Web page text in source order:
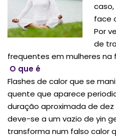
face
Por
de
frequentes em mulheres na
O que é
Flashes de calor que se
quente que aparece
duração aproximada de
deve-se a um vazio de yin
transforma num falso calor